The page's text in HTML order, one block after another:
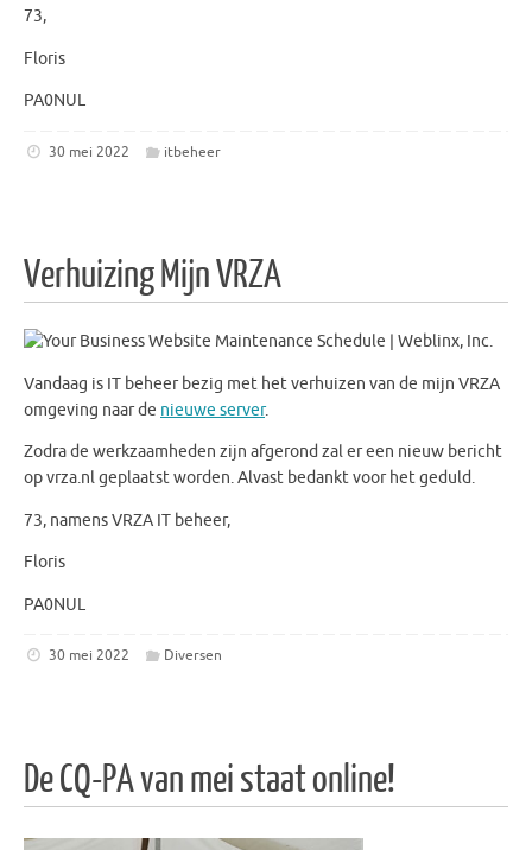
73,
Floris
PA0NUL
30 mei 2022 itbeheer
Verhuizing Mijn VRZA
Vandaag is IT beheer bezig met het verhuizen van de mijn VRZA
omgeving naar de nieuwe server.
Zodra de werkzaamheden zijn afgerond zal er een nieuw bericht
op vrza.nl geplaatst worden. Alvast bedankt voor het geduld.
73, namens VRZA IT beheer,
Floris
PA0NUL
30 mei 2022 Diversen
De CQ-PA van mei staat online!